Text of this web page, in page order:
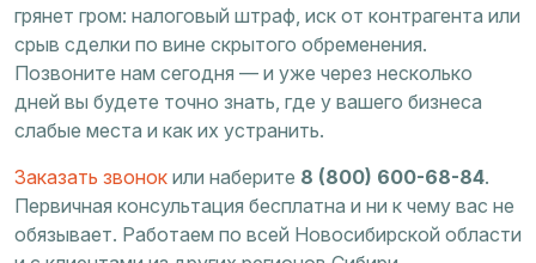
грянет гром: налоговый штраф, иск от контрагента или
срыв сделки по вине скрытого обременения.
Позвоните нам сегодня — и уже через несколько
дней вы будете точно знать, где у вашего бизнеса
слабые места и как их устранить.
Заказать звонок или наберите 8 (800) 600-68-84.
Первичная консультация бесплатна и ни к чему вас не
обязывает. Работаем по всей Новосибирской области